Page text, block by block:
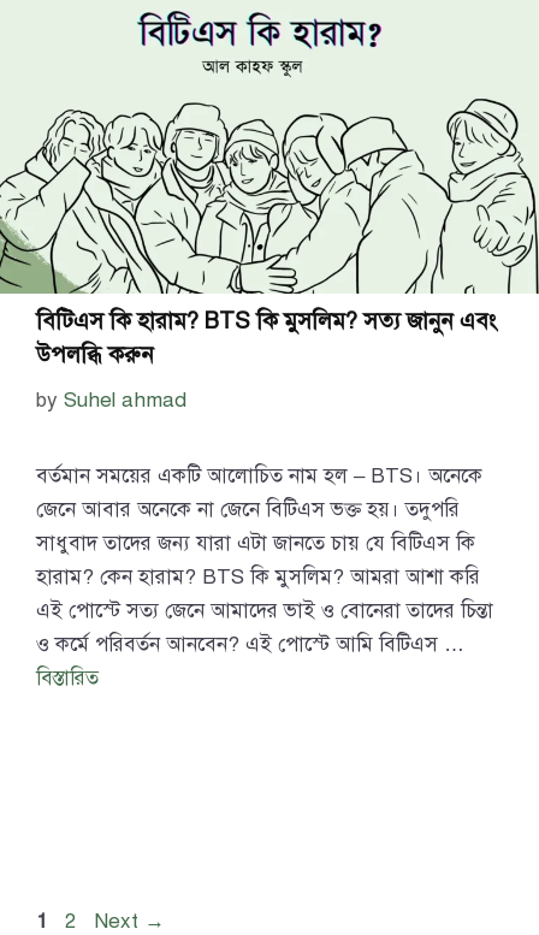
বিটিএস কি হারাম? BTS কি মুসলিম? সত্য জানুন এবং
উপলব্ধি করুন
by Suhel ahmad
বর্তমান সময়ের একটি আলোচিত নাম হল – BTS। অনেকে
জেনে আবার অনেকে না জেনে বিটিএস ভক্ত হয়। তদুপরি
সাধুবাদ তাদের জন্য যারা এটা জানতে চায় যে বিটিএস কি
হারাম? কেন হারাম? BTS কি মুসলিম? আমরা আশা করি
এই পোস্টে সত্য জেনে আমাদের ভাই ও বোনেরা তাদের চিন্তা
ও কর্মে পরিবর্তন আনবেন? এই পোস্টে আমি বিটিএস …
বিস্তারিত
Page
1 Page
2 Next →